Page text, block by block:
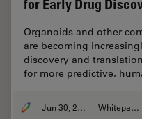
for Early Drug
Organoids and other
are becoming
discovery and
for more predictive,
Jun 30, 2026 Whitepaper